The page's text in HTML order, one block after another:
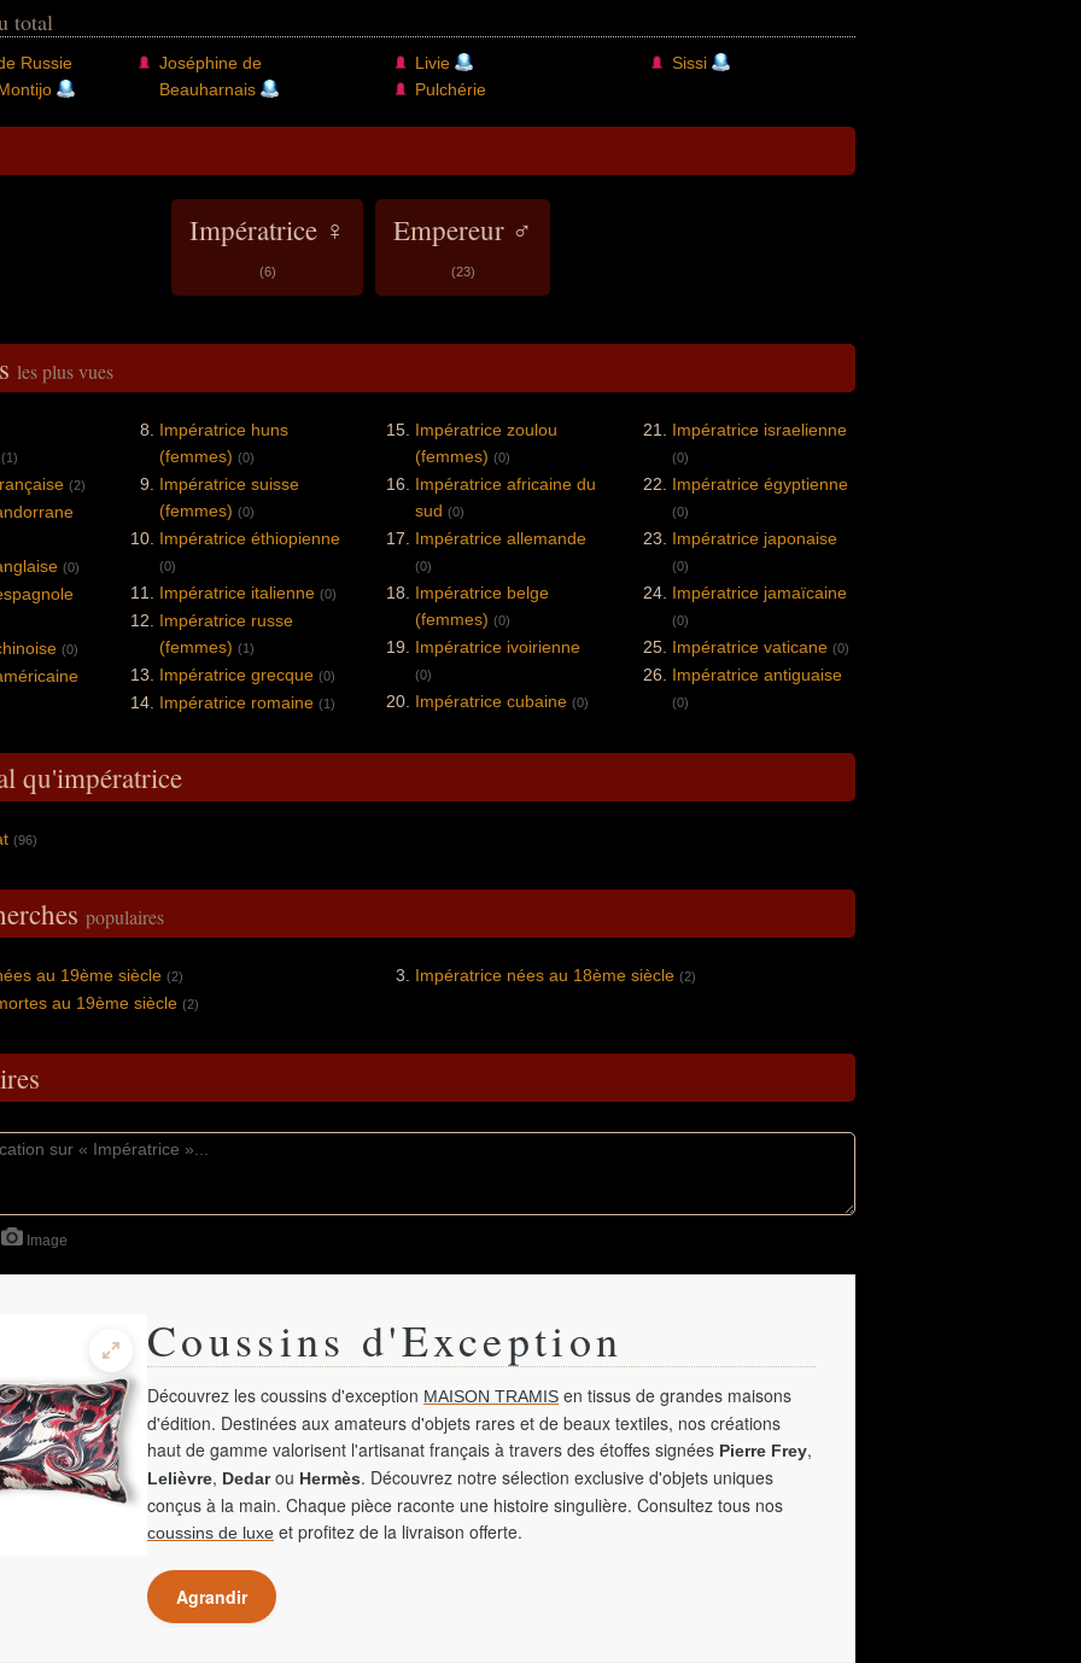
total
Russie
Joséphine de
Beauharnais
Livie
Pulchérie
Sissi
Impératrice ♀
(6)
Empereur ♂
(23)
les plus vues
(1)
(2)
(0)
(0)
Impératrice huns
(femmes) (0)
Impératrice suisse
(femmes) (0)
Impératrice éthiopienne
(0)
Impératrice italienne (0)
Impératrice russe
(femmes) (1)
Impératrice grecque (0)
Impératrice romaine (1)
Impératrice zoulou
(femmes) (0)
Impératrice africaine du
sud (0)
Impératrice allemande
(0)
Impératrice belge
(femmes) (0)
Impératrice ivoirienne
(0)
Impératrice cubaine (0)
Impératrice israelienne
(0)
Impératrice égyptienne
(0)
Impératrice japonaise
(0)
Impératrice jamaïcaine
(0)
Impératrice vaticane (0)
Impératrice antiguaise
(0)
qu'impératrice
(96)
populaires
au 19ème siècle (2)
au 19ème siècle (2)
Impératrice nées au 18ème siècle (2)
Image
Coussins d'Exception
Découvrez les coussins d'exception MAISON TRAMIS en tissus de grandes maisons
d'édition. Destinées aux amateurs d'objets rares et de beaux textiles, nos créations
haut de gamme valorisent l'artisanat français à travers des étoffes signées Pierre Frey,
Lelièvre, Dedarou Hermès. Découvrez notre sélection exclusive d'objets uniques
conçus à la main. Chaque pièce raconte une histoire singulière. Consultez tous nos
coussins de luxe et profitez de la livraison offerte.
Agrandir